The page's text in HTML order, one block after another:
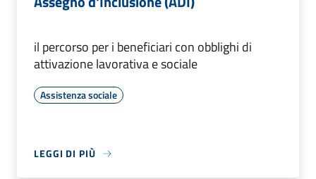
il percorso per i beneficiari con obblighi di
attivazione lavorativa e sociale
Assistenza sociale
LEGGI DI PIÙ